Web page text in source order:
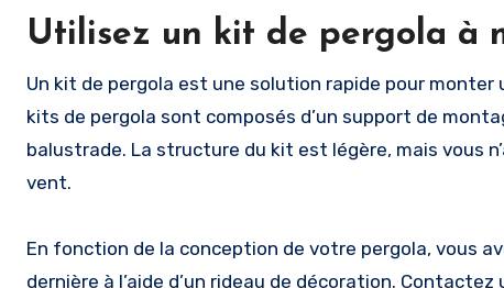
Utilisez un kit de pergola à
Un kit de pergola est une solution rapide pour
kits de pergola sont composés d’un support de
balustrade. La structure du kit est légère, mais vous
vent.
En fonction de la conception de votre pergola, vous
dernière à l’aide d’un rideau de décoration.